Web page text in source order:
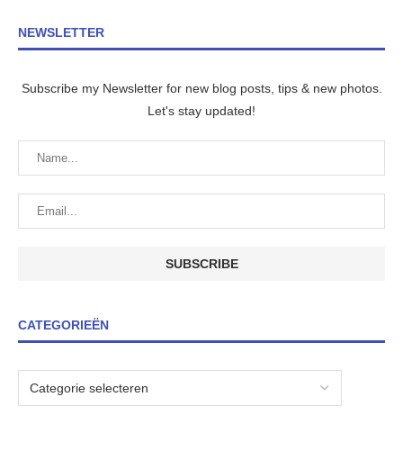
NEWSLETTER
Subscribe my Newsletter for new blog posts, tips & new photos.
Let's stay updated!
CATEGORIEËN